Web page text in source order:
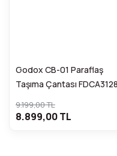
Godox CB-01 Paraflaş
Taşıma Çantası
9.199,00 TL
8.899,00 TL